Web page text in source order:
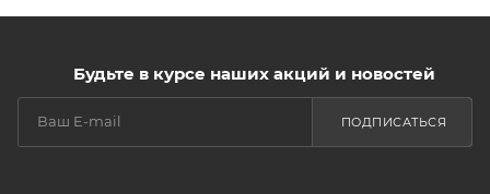
Будьте в курсе наших акций и новостей
ПОДПИСАТЬСЯ